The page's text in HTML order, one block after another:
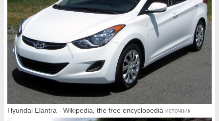
Hyundai Elantra - Wikipedia, the free encyclopedia источник